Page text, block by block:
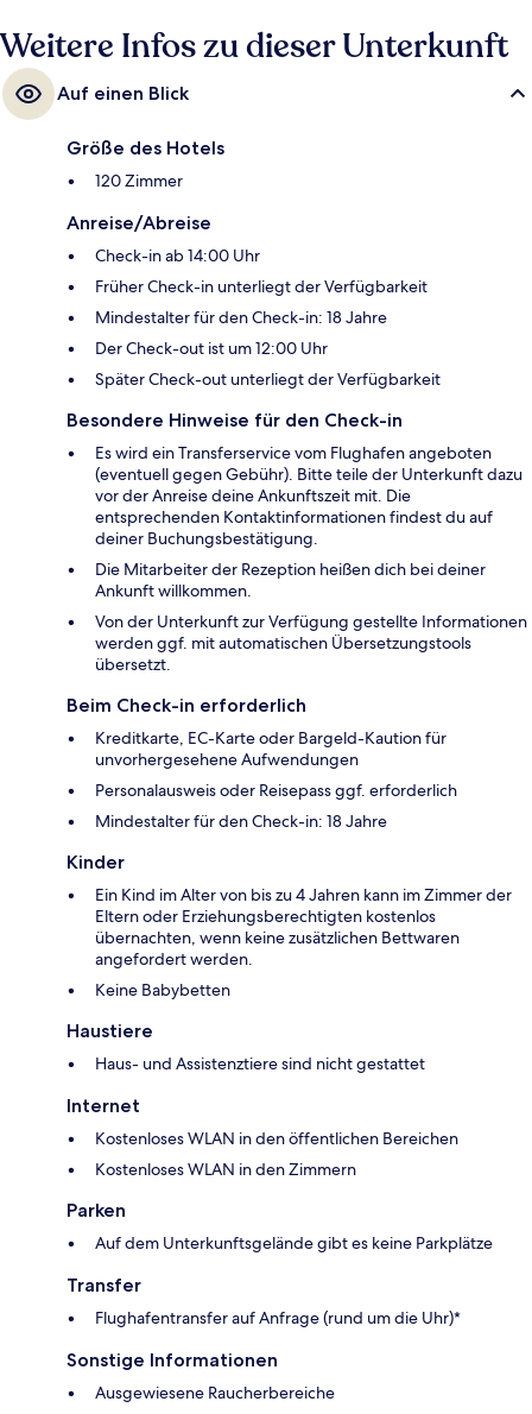
Weitere Infos zu dieser Unterkunft
Auf einen Blick
Größe des Hotels
120 Zimmer
Anreise/Abreise
Check-in ab 14:00 Uhr
Früher Check-in unterliegt der Verfügbarkeit
Mindestalter für den Check-in: 18 Jahre
Der Check-out ist um 12:00 Uhr
Später Check-out unterliegt der Verfügbarkeit
Besondere Hinweise für den Check-in
Es wird ein Transferservice vom Flughafen angeboten
(eventuell gegen Gebühr). Bitte teile der Unterkunft dazu
vor der Anreise deine Ankunftszeit mit. Die
entsprechenden Kontaktinformationen findest du auf
deiner Buchungsbestätigung.
Die Mitarbeiter der Rezeption heißen dich bei deiner
Ankunft willkommen.
Von der Unterkunft zur Verfügung gestellte Informationen
werden ggf. mit automatischen Übersetzungstools
übersetzt.
Beim Check-in erforderlich
Kreditkarte, EC-Karte oder Bargeld-Kaution für
unvorhergesehene Aufwendungen
Personalausweis oder Reisepass ggf. erforderlich
Mindestalter für den Check-in: 18 Jahre
Kinder
Ein Kind im Alter von bis zu 4 Jahren kann im Zimmer der
Eltern oder Erziehungsberechtigten kostenlos
übernachten, wenn keine zusätzlichen Bettwaren
angefordert werden.
Keine Babybetten
Haustiere
Haus- und Assistenztiere sind nicht gestattet
Internet
Kostenloses WLAN in den öffentlichen Bereichen
Kostenloses WLAN in den Zimmern
Parken
Auf dem Unterkunftsgelände gibt es keine Parkplätze
Transfer
Flughafentransfer auf Anfrage (rund um die Uhr)*
Sonstige Informationen
Ausgewiesene Raucherbereiche